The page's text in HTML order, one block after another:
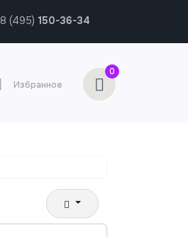
8 (495) 150-36-34
Избранное
0